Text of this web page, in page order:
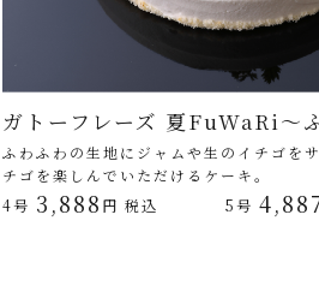
ガトーフレーズ 夏FuWaRi～
ふわふわの生地にジャムや生のイチゴを
チゴを楽しんでいただけるケーキ。
4号 3,888 円 税込 5号